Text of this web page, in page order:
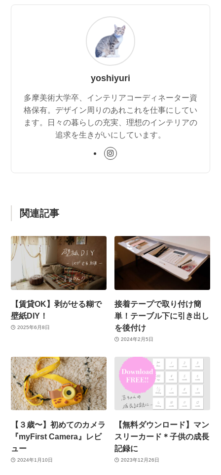
yoshiyuri
多摩美術大学卒、インテリアコーディネーター資
格保有。デザイン周りのあれこれを仕事にしてい
ます。日々の暮らしの充実、理想のインテリアの
追求を生きがいにしています。
関連記事
【賃貸OK】剥がせる糊で
壁紙DIY！
2025年6月8日
接着テープで取り付け簡
単！テーブル下に引き出し
を後付け
2024年2月5日
【３歳〜】初めてのカメラ
『myFirst Camera』レビ
ュー
2024年1月10日
【無料ダウンロード】マン
スリーカード＊子供の成長
記録に
2023年12月26日